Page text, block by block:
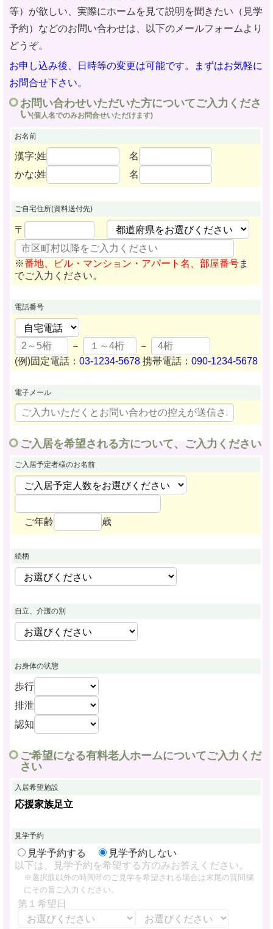
等）が欲しい、実際にホームを見て説明を聞きたい（見学
予約）などのお問い合わせは、以下のメールフォームより
どうぞ。
お申し込み後、日時等の変更は可能です。まずはお気軽に
お問合せ下さい。
お問い合わせいただいた方についてご入力くださ
い(個人名でのみお問合せいただけます)
お名前
漢字:姓
名
かな:姓
名
ご自宅住所(資料送付先)
〒
※番地、ビル・マンション・アパート名、部屋番号ま
でご入力ください。
電話番号
－
－
(例)固定電話：03-1234-5678 携帯電話：090-1234-5678
電子メール
ご入居を希望される方について、ご入力ください
ご入居予定者様のお名前
ご年齢 歳
続柄
自立、介護の別
お身体の状態
歩行
排泄
認知
ご希望になる有料老人ホームについてご入力くだ
さい
入居希望施設
応援家族足立
見学予約
見学予約する
見学予約しない
以下は、見学予約を希望する方のみお答えください。
※選択肢以外の時間帯のご見学を希望される場合は末尾の質問欄
にその旨ご入力ください。
第１希望日